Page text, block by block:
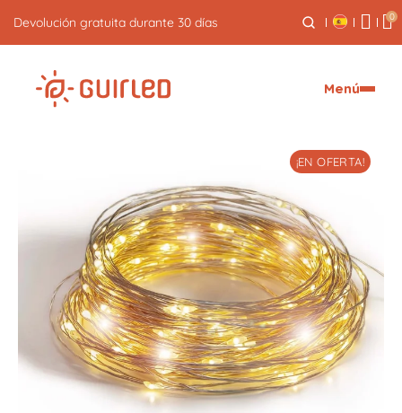
Devolución gratuita durante 30 días 0
Menú
¡EN OFERTA!